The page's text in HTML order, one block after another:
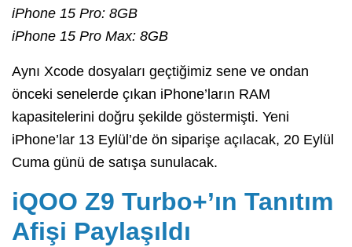
iPhone 15 Pro: 8GB
iPhone 15 Pro Max: 8GB
Aynı Xcode dosyaları geçtiğimiz sene ve ondan
önceki senelerde çıkan iPhone’ların RAM
kapasitelerini doğru şekilde göstermişti. Yeni
iPhone’lar 13 Eylül’de ön siparişe açılacak, 20 Eylül
Cuma günü de satışa sunulacak.
iQOO Z9 Turbo+’ın Tanıtım
Afişi Paylaşıldı